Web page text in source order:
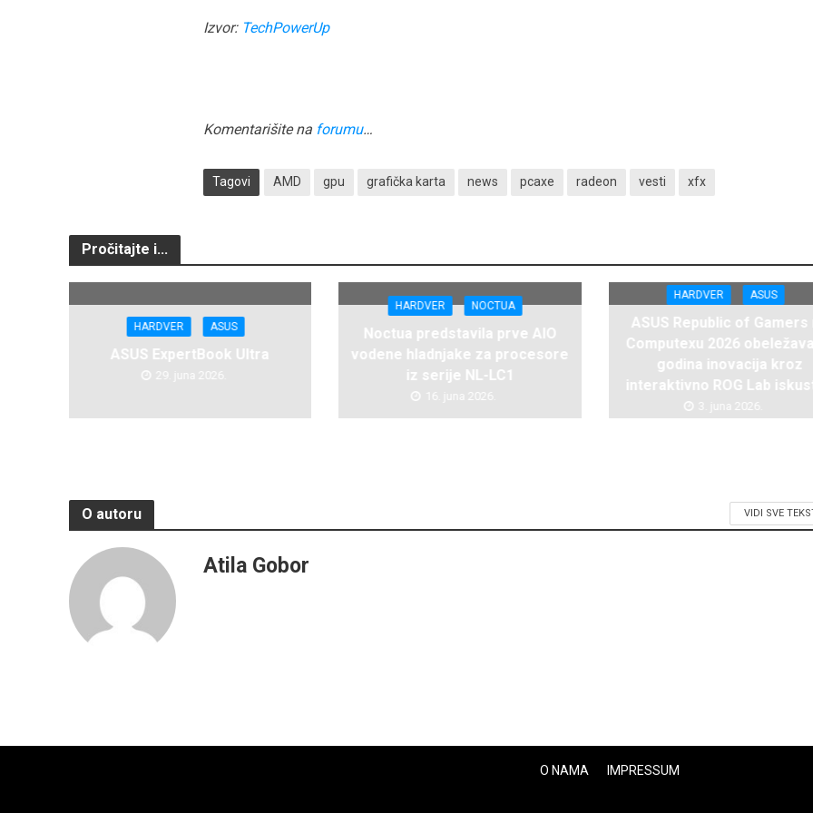
Izvor: TechPowerUp
Komentarišite na forumu…
Tagovi AMD gpu grafička karta news pcaxe radeon vesti xfx
Pročitajte i...
HARDVER ASUS
ASUS ExpertBook Ultra
29. juna 2026.
HARDVER NOCTUA
Noctua predstavila prve AIO
vodene hladnjake za procesore
iz serije NL-LC1
16. juna 2026.
HARDVER ASUS
ASUS Republic of Gamers
Computexu 2026
godina inovacija kroz
interaktivno ROG Lab
3. juna 2026.
O autoru VIDI SVE
Atila Gobor
O NAMA IMPRESSUM